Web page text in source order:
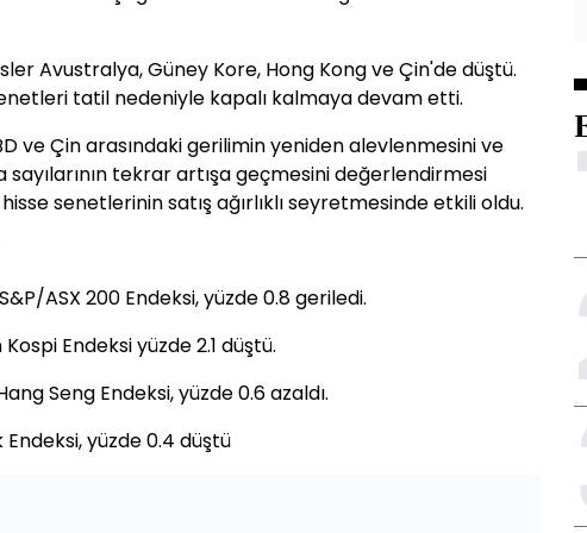
Avustralya, Güney Kore, Hong Kong ve Çin'de düştü.
tatil nedeniyle kapalı kalmaya devam etti.
ve Çin arasındaki gerilimin yeniden alevlenmesini ve
sayılarının tekrar artışa geçmesini değerlendirmesi
senetlerinin satış ağırlıklı seyretmesinde etkili oldu.
ASX 200 Endeksi, yüzde 0.8 geriledi.
Endeksi yüzde 2.1 düştü.
Seng Endeksi, yüzde 0.6 azaldı.
Endeksi, yüzde 0.4 düştü